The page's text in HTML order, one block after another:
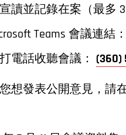
讀並記錄在案（最多
Teams 會議連結：
電話收聽會議： (360)
想發表公開意見，請